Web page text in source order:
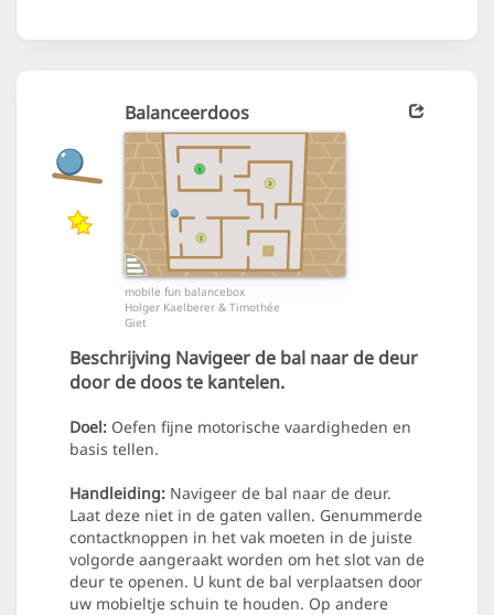
Balanceerdoos
mobile fun balancebox
Holger Kaelberer & Timothée
Giet
Beschrijving Navigeer de bal naar de deur
door de doos te kantelen.
Doel: Oefen fijne motorische vaardigheden en
basis tellen.
Handleiding: Navigeer de bal naar de deur.
Laat deze niet in de gaten vallen. Genummerde
contactknoppen in het vak moeten in de juiste
volgorde aangeraakt worden om het slot van de
deur te openen. U kunt de bal verplaatsen door
uw mobieltje schuin te houden. Op andere